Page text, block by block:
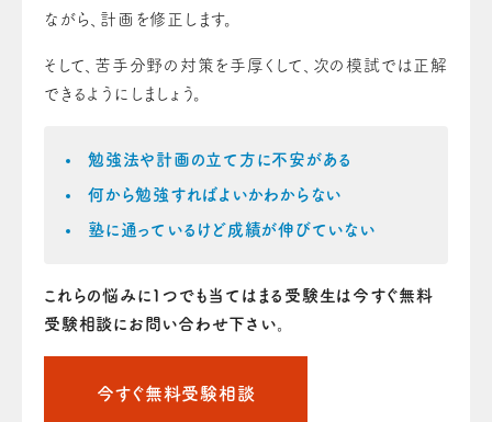
ながら、計画を修正します。
そして、苦手分野の対策を手厚くして、次の模試では正解
できるようにしましょう。
勉強法や計画の立て方に不安がある
何から勉強すればよいかわからない
塾に通っているけど成績が伸びていない
これらの悩みに1つでも当てはまる受験生は今すぐ無料
受験相談にお問い合わせ下さい。
今すぐ無料受験相談